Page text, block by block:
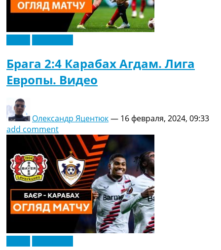
Брага 2:4 Карабах Агдам. Лига
Европы. Видео
Олександр Яцентюк— 16 февраля, 2024, 09:33
add comment